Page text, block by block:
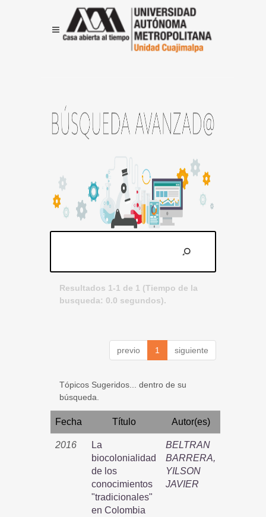
Resultados 1-1 de 1 (Tiempo de la
busqueda: 0.0 segundos).
previo 1 siguiente
Tópicos Sugeridos... dentro de su
búsqueda.
Fecha Título Autor(es)
2016
La
biocolonialidad
de los
conocimientos
"tradicionales"
en Colombia
BELTRAN
BARRERA,
YILSON
JAVIER